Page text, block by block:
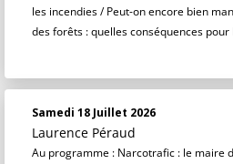
les incendies / Peut-on encore bien
des forêts : quelles conséquences pour
Samedi 18 Juillet 2026
Laurence Péraud
Au programme : Narcotrafic : le maire